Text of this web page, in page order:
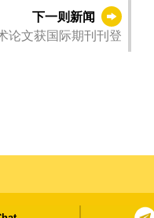
下一则新闻
论文获国际期刊刊登